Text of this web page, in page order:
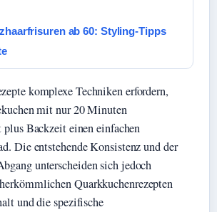
ab 60: Styling-Tipps
komplexe Techniken erfordern,
mit nur 20 Minuten
Backzeit einen einfachen
Die entstehende Konsistenz und der
unterscheiden sich jedoch
Quarkkuchenrezepten
und die spezifische